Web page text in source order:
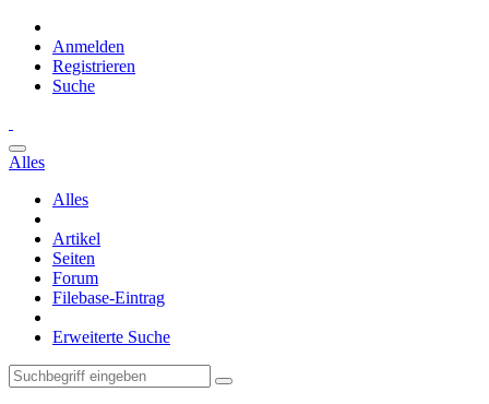
Anmelden
Registrieren
Suche
Alles
Alles
Artikel
Seiten
Forum
Filebase-Eintrag
Erweiterte Suche